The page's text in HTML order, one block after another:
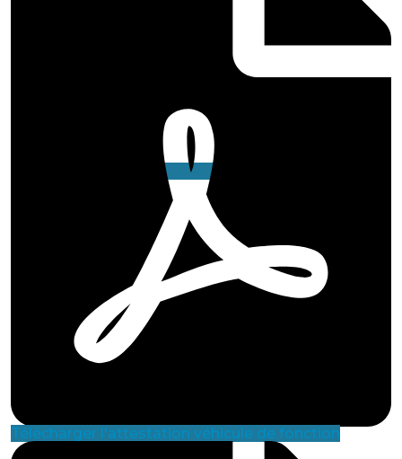
SERVICES AU
QUOTIDIEN
Télécharger l'attestation véhicule de fonction